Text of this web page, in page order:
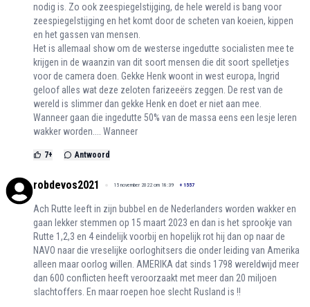
nodig is. Zo ook zeespiegelstijging, de hele wereld is bang voor
zeespiegelstijging en het komt door de scheten van koeien, kippen
en het gassen van mensen.
Het is allemaal show om de westerse ingedutte socialisten mee te
krijgen in de waanzin van dit soort mensen die dit soort spelletjes
voor de camera doen. Gekke Henk woont in west europa, Ingrid
geloof alles wat deze zeloten farizeeërs zeggen. De rest van de
wereld is slimmer dan gekke Henk en doet er niet aan mee.
Wanneer gaan die ingedutte 50% van de massa eens een lesje leren
wakker worden.... Wanneer
7+ Antwoord
robdevos2021 15 november 2022 om 18:39 + 1557
Ach Rutte leeft in zijn bubbel en de Nederlanders worden wakker en
gaan lekker stemmen op 15 maart 2023 en dan is het sprookje van
Rutte 1,2,3 en 4 eindelijk voorbij en hopelijk rot hij dan op naar de
NAVO naar die vreselijke oorloghitsers die onder leiding van Amerika
alleen maar oorlog willen. AMERIKA dat sinds 1798 wereldwijd meer
dan 600 conflicten heeft veroorzaakt met meer dan 20 miljoen
slachtoffers. En maar roepen hoe slecht Rusland is !!